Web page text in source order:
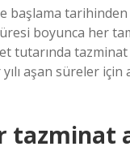
başlama
boyunca her
tutarında tazminat
aşan süreler için
tazminat